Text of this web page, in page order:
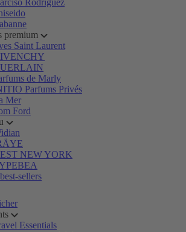
Rodriguez
premium
Saint Laurent
de Marly
Parfums Privés
Mer
Ford
NEW YORK
sellers
Essentials